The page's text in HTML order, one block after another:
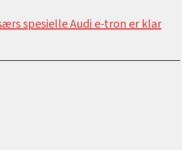
spesielle Audi e-tron er klar